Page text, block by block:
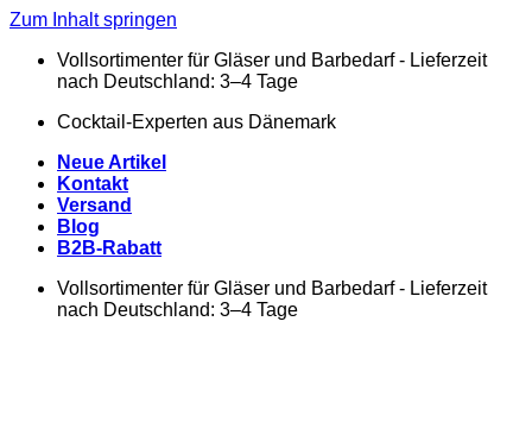
Zum Inhalt springen
Vollsortimenter für Gläser und Barbedarf - Lieferzeit
nach Deutschland: 3–4 Tage
Cocktail-Experten aus Dänemark
Neue Artikel
Kontakt
Versand
Blog
B2B-Rabatt
Vollsortimenter für Gläser und Barbedarf - Lieferzeit
nach Deutschland: 3–4 Tage